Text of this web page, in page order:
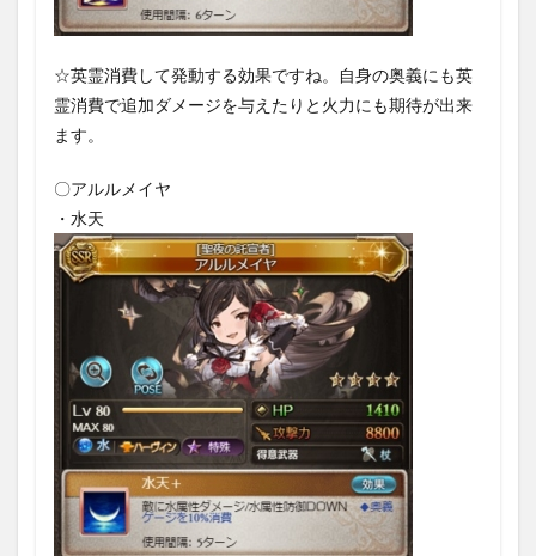
☆英霊消費して発動する効果ですね。自身の奥義にも英
霊消費で追加ダメージを与えたりと火力にも期待が出来
ます。
〇アルルメイヤ
・水天